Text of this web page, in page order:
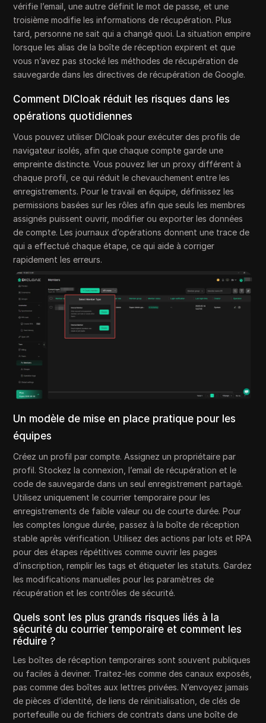
vérifie l’email, une autre définit le mot de passe, et une
troisième modifie les informations de récupération. Plus
tard, personne ne sait qui a changé quoi. La situation empire
lorsque les alias de la boîte de réception expirent et que
vous n’avez pas stocké les méthodes de récupération de
sauvegarde dans les directives de récupération de Google.
Comment DICloak réduit les risques dans les
opérations quotidiennes
Vous pouvez utiliser DICloak pour exécuter des profils de
navigateur isolés, afin que chaque compte garde une
empreinte distincte. Vous pouvez lier un proxy différent à
chaque profil, ce qui réduit le chevauchement entre les
enregistrements. Pour le travail en équipe, définissez les
permissions basées sur les rôles afin que seuls les membres
assignés puissent ouvrir, modifier ou exporter les données
de compte. Les journaux d’opérations donnent une trace de
qui a effectué chaque étape, ce qui aide à corriger
rapidement les erreurs.
Un modèle de mise en place pratique pour les
équipes
Créez un profil par compte. Assignez un propriétaire par
profil. Stockez la connexion, l’email de récupération et le
code de sauvegarde dans un seul enregistrement partagé.
Utilisez uniquement le courrier temporaire pour les
enregistrements de faible valeur ou de courte durée. Pour
les comptes longue durée, passez à la boîte de réception
stable après vérification. Utilisez des actions par lots et RPA
pour des étapes répétitives comme ouvrir les pages
d’inscription, remplir les tags et étiqueter les statuts. Gardez
les modifications manuelles pour les paramètres de
récupération et les contrôles de sécurité.
Quels sont les plus grands risques liés à la
sécurité du courrier temporaire et comment les
réduire ?
Les boîtes de réception temporaires sont souvent publiques
ou faciles à deviner. Traitez-les comme des canaux exposés,
pas comme des boîtes aux lettres privées. N’envoyez jamais
de pièces d’identité, de liens de réinitialisation, de clés de
portefeuille ou de fichiers de contrats dans une boîte de